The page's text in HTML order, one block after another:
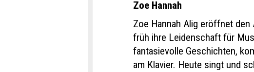
Zoe Hannah
Zoe Hannah Alig eröffnet
früh ihre Leidenschaft für
fantasievolle Geschichten,
am Klavier. Heute singt und